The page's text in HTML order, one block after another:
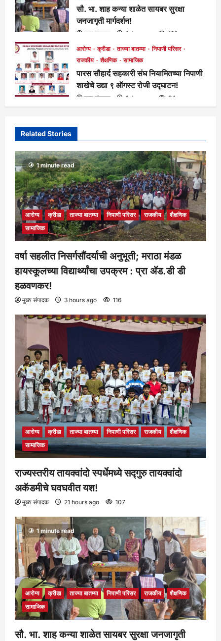
सौ. भा. शाह कन्या शाळेत सायबर सुरक्षा
जनजागृती मार्गदर्शन!
मुख्य संपादक 1 day ago 130
आरोग्य क्रीडा ताज्या बातम्या
निपाणी परिसर
राजकीय
शैक्षणिक सामाजिक
पारस सौहार्द सहकारी संघ नियामितच्या निपाणी
शाखेचे उद्या ९ ऑगस्ट रोजी उद्घाटन!
मुख्य संपादक 1 day ago 94
Related Stories
1 minute read
आरोग्य क्रीडा ताज्या बातम्या निपाणी परिसर राजकीय
शैक्षणिक
सामाजिक
वर्षा सहलीत निसर्गसौंदर्याची अनुभूती; मराठा मंडळ
हायस्कूलच्या विद्यार्थ्यांचा उपक्रम : प्रा ॲड.डी डी
हळवणकर!
मुख्य संपादक 3 hours ago 116
आरोग्य क्रीडा ताज्या बातम्या निपाणी परिसर राजकीय
शैक्षणिक
सामाजिक
राज्यस्तरीय तायक्वांदो स्पर्धेमध्ये सद्गुरु तायक्वांदो
अकॅडमीचे घवघवीत यश!
मुख्य संपादक 21 hours ago 107
1 minute read
आरोग्य क्रीडा ताज्या बातम्या निपाणी परिसर राजकीय
शैक्षणिक
सामाजिक
सौ. भा. शाह कन्या शाळेत सायबर सुरक्षा जनजागृती